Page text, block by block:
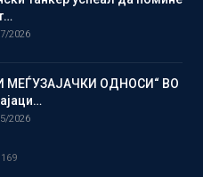
2026
МЕЃУЗАЈАЧКИ ОДНОСИ“ ВО
2026